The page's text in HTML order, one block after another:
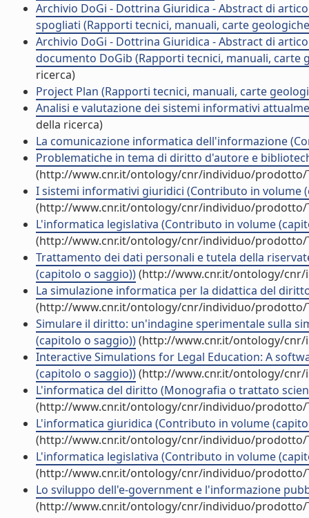
Archivio DoGi - Dottrina Giuridica - Abstract di
spogliati (Rapporti tecnici, manuali, carte
Archivio DoGi - Dottrina Giuridica - Abstract di
documento DoGib (Rapporti tecnici, manuali,
ricerca)
Project Plan (Rapporti tecnici, manuali, carte
Analisi e valutazione dei sistemi informativi
della ricerca)
La comunicazione informatica dell'informazione
Problematiche in tema di diritto d'autore e
(http://www.cnr.it/ontology/cnr/individuo/prodotto/
I sistemi informativi giuridici (Contributo in volume
(http://www.cnr.it/ontology/cnr/individuo/prodotto/
L'informatica legislativa (Contributo in volume
(http://www.cnr.it/ontology/cnr/individuo/prodotto/
Trattamento dei dati personali e tutela della
(capitolo o saggio))(http://www.cnr.it/ontology/
La simulazione informatica per la didattica del
(http://www.cnr.it/ontology/cnr/individuo/prodotto/
Simulare il diritto: un'indagine sperimentale sulla
(capitolo o saggio))(http://www.cnr.it/ontology/
Interactive Simulations for Legal Education: A
(capitolo o saggio))(http://www.cnr.it/ontology/
L'informatica del diritto (Monografia o trattato
(http://www.cnr.it/ontology/cnr/individuo/prodotto/
L'informatica giuridica (Contributo in volume
(http://www.cnr.it/ontology/cnr/individuo/prodotto/
L'informatica legislativa (Contributo in volume
(http://www.cnr.it/ontology/cnr/individuo/prodotto/
Lo sviluppo dell'e-government e l'informazione
(http://www.cnr.it/ontology/cnr/individuo/prodotto/